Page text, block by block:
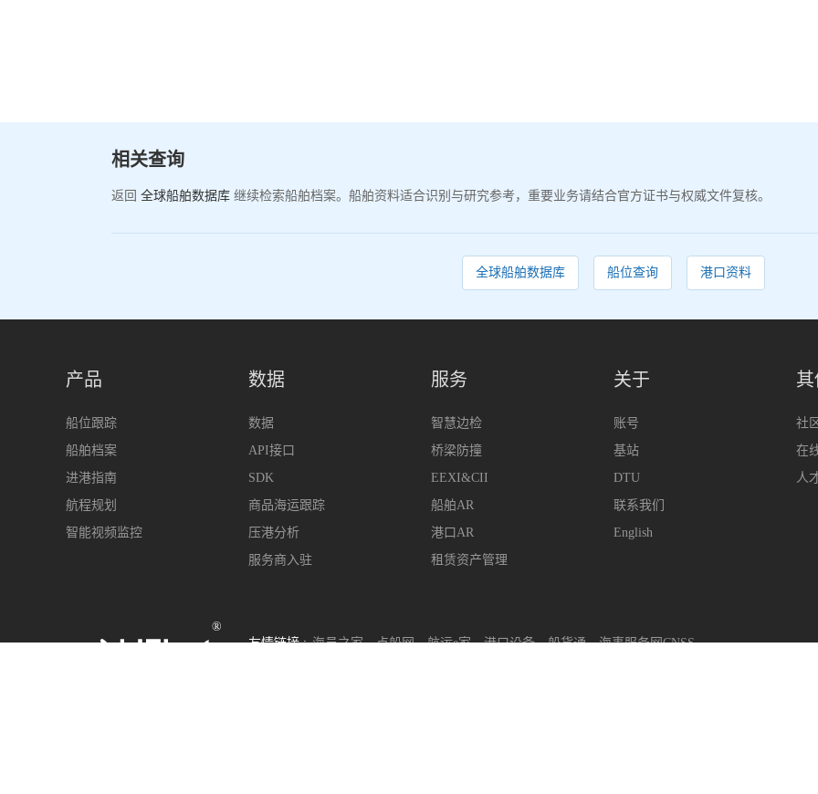
相关查询
返回 全球船舶数据库 继续检索船舶档案。船舶资料适合识别与研究参考，重要业务请结合官方证书与权威文件复核。
全球船舶数据库 船位查询 港口资料
产品
船位跟踪
船舶档案
进港指南
航程规划
智能视频监控
数据
数据
API接口
SDK
商品海运跟踪
压港分析
服务商入驻
服务
智慧边检
桥梁防撞
EEXI&CII
船舶AR
港口AR
租赁资产管理
关于
账号
基站
DTU
联系我们
English
社
在
人
®
友情链接 : 海员之家 点船网 航运e家 港口设备 船货通 海事服务网CNSS